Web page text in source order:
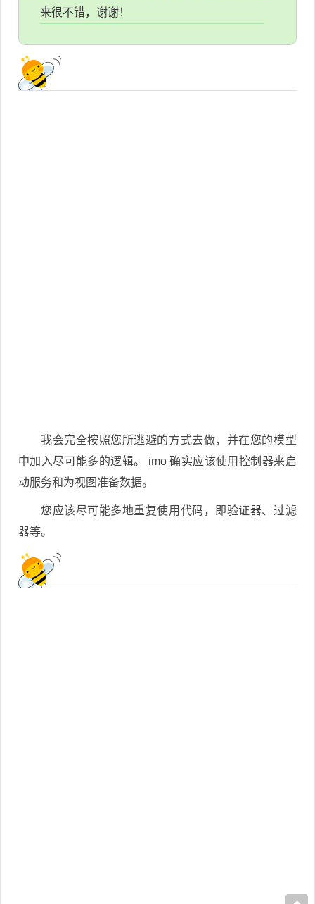
来很不错，谢谢！
我会完全按照您所逃避的方式去做，并在您的模型
中加入尽可能多的逻辑。 imo 确实应该使用控制器来启
动服务和为视图准备数据。
您应该尽可能多地重复使用代码，即验证器、过滤
器等。